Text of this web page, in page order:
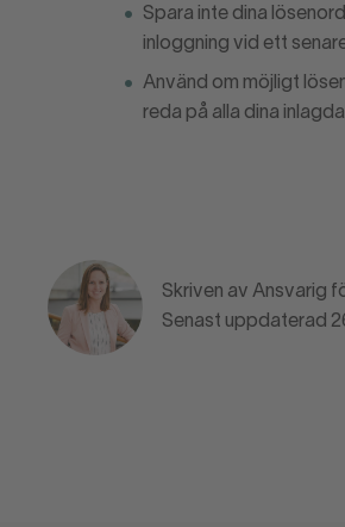
Spara inte dina
inloggning vid ett
Använd om möjligt
reda på alla dina
Skriven av Ansvarig
Senast uppdaterad